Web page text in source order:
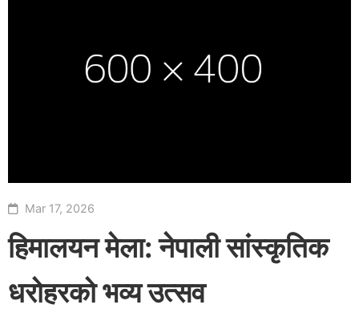
Mar 17, 2026
हिमालयन मेला: नेपाली सांस्कृतिक
धरोहरको भव्य उत्सव